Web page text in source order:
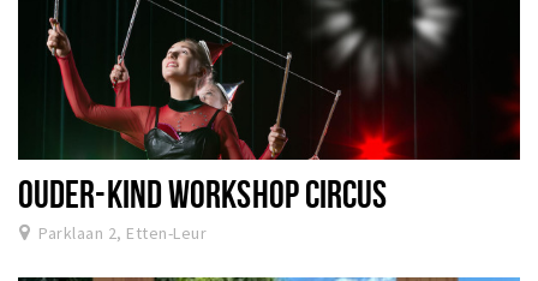
OUDER-KIND WORKSHOP CIRCUS
Parklaan 2, Etten-Leur